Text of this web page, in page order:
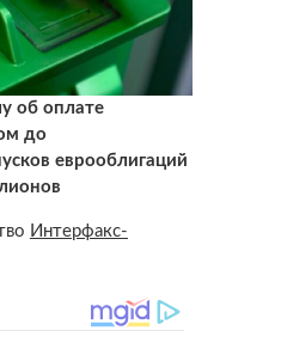
об оплате
до
еврооблигаций
Интерфакс-